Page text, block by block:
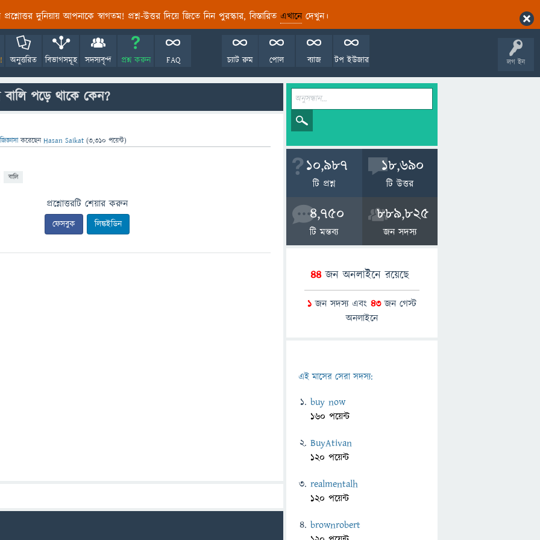
প্রশ্নোত্তর দুনিয়ায় আপনাকে স্বাগতম! প্রশ্ন-উত্তর দিয়ে জিতে নিন পুরস্কার, বিস্তারিত এখানেদেখুন।
লগ ইন
অনুত্তরিত বিভাগসমূহ সদস্যবৃন্দ প্রশ্ন করুন FAQ টপ ইউজার
ব্যাজ
পোল
চ্যাট রুম
পড়ে থাকে কেন?
জিজ্ঞাসাকরেছেনHasan Saikat (3,310 পয়েন্ট)
বালি
প্রশ্নোত্তরটি শেয়ার করুন
ফেসবুক লিঙ্কইডিন
10,987
টি প্রশ্ন
18,690
টি উত্তর
4,750
টি মন্তব্য
889,825
জন সদস্য
44জন অনলাইনে রয়েছে
1 জন সদস্য এবং 43জন গেস্ট
অনলাইনে
এই মাসের সেরা সদস্য:
buy now
160 পয়েন্ট
BuyAtivan
120 পয়েন্ট
realmentalh
120 পয়েন্ট
brownrobert